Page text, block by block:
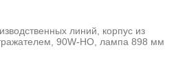
линий, корпус из
90W-HO, лампа 898 мм